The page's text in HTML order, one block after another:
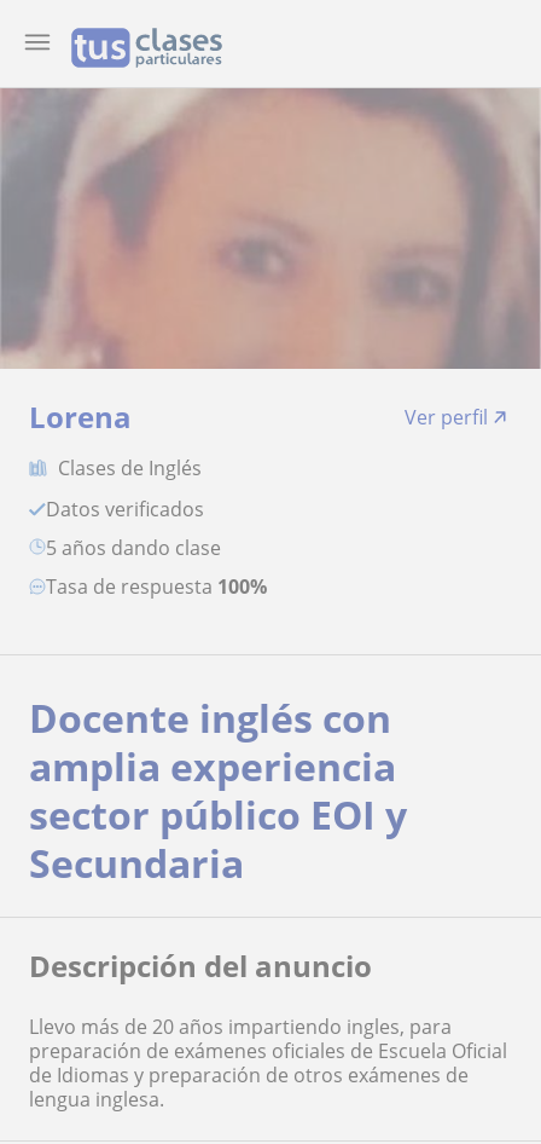
Lorena
Ver perfil
Clases de Inglés
Datos verificados
5 años dando clase
Tasa de respuesta 100%
Docente inglés con
amplia experiencia
sector público EOI y
Secundaria
Descripción del anuncio
Llevo más de 20 años impartiendo ingles, para
preparación de exámenes oficiales de Escuela Oficial
de Idiomas y preparación de otros exámenes de
lengua inglesa.